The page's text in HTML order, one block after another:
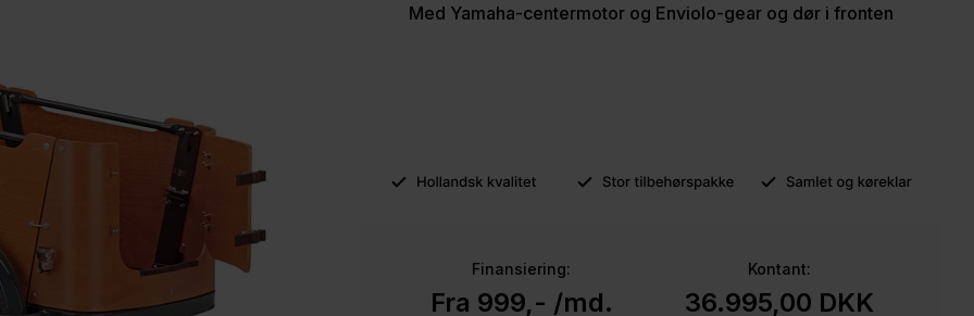
Med Yamaha-centermotor og Enviolo-gear og dør i fronten
Finansiering:
Fra 999,- /md.
Kontant:
36.995,00 DKK